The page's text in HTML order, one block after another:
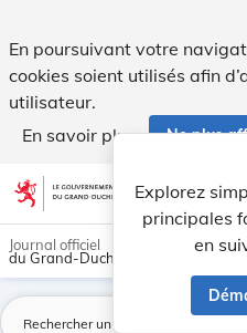
En poursuivant votre
cookies soient utilisés afin
utilisateur.
En savoir plus
Ne plus
Aller au contenu Explorez
principales
en
Journal officiel
du Grand-Duché de Luxembourg